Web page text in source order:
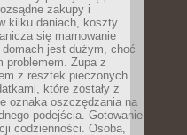
zakupy i
kilku daniach, koszty
się marnowanie
jest dużym, choć
problemem. Zupa z
z resztek pieczonych
które zostały z
oznaka oszczędzania na
podejścia. Gotowanie
codzienności. Osoba,